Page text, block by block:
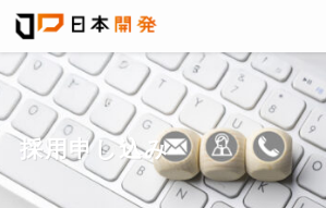
採用申し込み